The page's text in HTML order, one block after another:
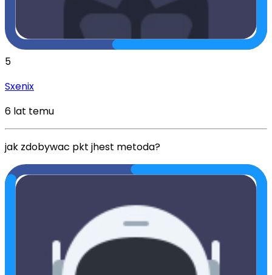
5
Sxenix
6 lat temu
jak zdobywac pkt jhest metoda?